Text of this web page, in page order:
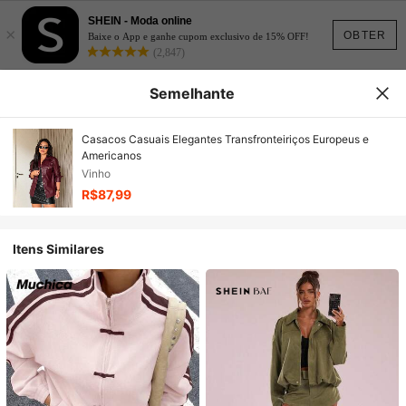
OBTER
×
SHEIN - Moda online
Baixe o App e ganhe cupom exclusivo de 15% OFF!
(2,847)
Semelhante
Casacos Casuais Elegantes Transfronteiriços Europeus e
Americanos
Vinho
R$87,99
Itens Similares